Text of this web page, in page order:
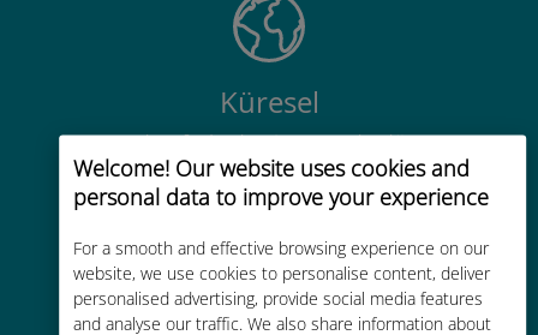
Welcome! Our website uses cookies and
personal data to improve your experience
For a smooth and effective browsing experience on our
website, we use cookies to personalise content, deliver
personalised advertising, provide social media features
and analyse our traffic. We also share information about
Küresel
200'den fazla destinasyonda dünya
çapında yüksek kaliteli hücresel
bağlantı